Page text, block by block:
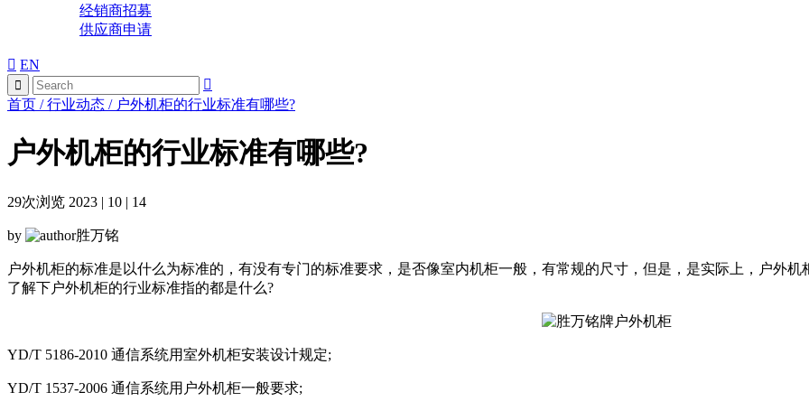
经销商招募
供应商申请
EN
首页 /行业动态 / 户外机柜的行业标准有哪些?
户外机柜的行业标准有哪些?
29次浏览 2023 | 10 | 14
by 胜万铭
户外机柜的标准是以什么为标准的，有没有专门的标准要求，是否像室内机柜一般，有常规的尺寸，但是，是实际上，户外
了解下户外机柜的行业标准指的都是什么?
YD/T 5186-2010 通信系统用室外机柜安装设计规定;
YD/T 1537-2006 通信系统用户外机柜一般要求;